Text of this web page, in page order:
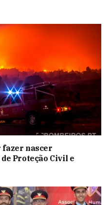
fazer nascer
Proteção Civil e